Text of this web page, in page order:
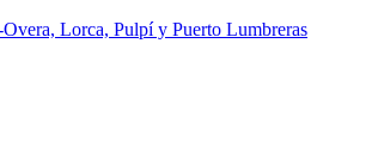
Lorca, Pulpí y Puerto Lumbreras